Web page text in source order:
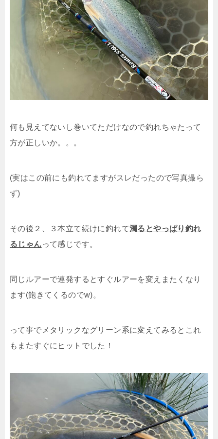
何も見えてないし巻いてただけなので釣れちゃたって
方が正しいか。。。
(実はこの前にも釣れてますがスレだったので写真撮ら
ず)
その後２、３本立て続けに釣れて濁るとやっぱり釣れ
るじゃんって感じです。
同じルアーで連発するとすぐルアーを変えまたくなり
ます(飽きてくるのでw)。
って事でメタリックなグリーン系に変えてみるとこれ
もまたすぐにヒットでした！